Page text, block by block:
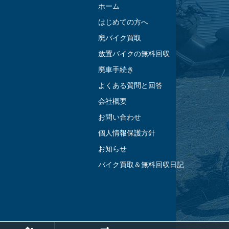
ホーム
はじめての方へ
廃バイク買取
放置バイクの無料回収
廃車手続き
よくある質問と回答
会社概要
お問い合わせ
個人情報保護方針
お知らせ
バイク買取＆無料回収日記